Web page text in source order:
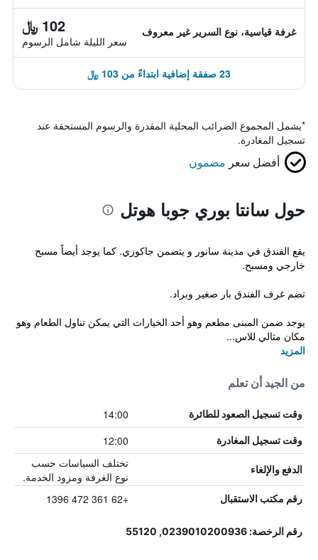
غرفة قياسية، نوع السرير غير معروف 102 ﷼
سعر الليلة شامل الرسوم
23 صفقة إضافية ابتداءً من 103 ﷼
*يشمل المجموع الضرائب المحلية المقدرة والرسوم المستحقة عند
تسجيل المغادرة.
أفضل سعر مضمون
حول سانتا بوري جوبا هوتل
يقع الفندق في مدينة سانور و يتضمن جاكوزي. كما يوجد أيضاً مسبح
خارجي ومسبح.
تضم غرف الفندق بار صغير وبراد.
يوجد ضمن المبنى مطعم وهو أحد الخيارات التي يمكن تناول الطعام وهو
مكان مثالي للاس...
المزيد
من الجيد أن تعلم
وقت تسجيل الصعود للطائرة 14:00
وقت تسجيل المغادرة 12:00
الدفع والإلغاء
تختلف السياسات حسب
نوع الغرفة ومزود الخدمة.
رقم مكتب الاستقبال +62 361 472 1396
رقم الرخصة: 0239010200936, 55120